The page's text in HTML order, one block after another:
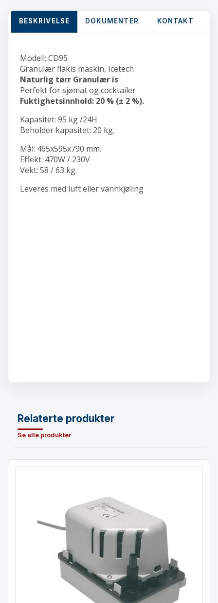
quantity
BESKRIVELSE DOKUMENTER KONTAKT
Modell: CD95
Granulær flakis maskin, Icetech
Naturlig tørr Granulær is
Perfekt for sjømat og cocktailer
Fuktighetsinnhold: 20 % (± 2 %).
Kapasitet: 95 kg /24H
Beholder kapasitet: 20 kg.
Mål: 465x595x790 mm.
Effekt: 470W / 230V
Vekt: 58 / 63 kg.
Leveres med luft eller vannkjøling
Relaterte produkter
Se alle produkter
Avløpspumpe for isbitmaskin
Ekstern montering
SI-82